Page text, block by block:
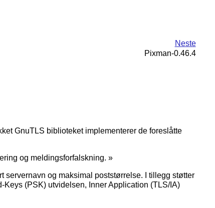
Neste
Pixman-0.46.4
GnuTLS biblioteket implementerer de foreslåtte
og meldingsforfalskning. »
servernavn og maksimal poststørrelse. I tillegg støtter
(PSK) utvidelsen, Inner Application (TLS/IA)